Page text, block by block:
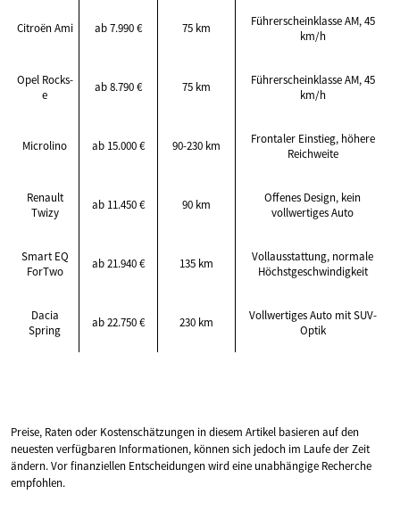
Citroën Ami ab 7.990 € 75 km
Führerscheinklasse AM, 45
km/h
Opel Rocks-
e
ab 8.790 € 75 km
Führerscheinklasse AM, 45
km/h
Microlino ab 15.000 € 90-230 km
Frontaler Einstieg, höhere
Reichweite
Renault
Twizy
ab 11.450 € 90 km
Offenes Design, kein
vollwertiges Auto
Smart EQ
ForTwo
ab 21.940 € 135 km
Vollausstattung, normale
Höchstgeschwindigkeit
Dacia
Spring
ab 22.750 € 230 km
Vollwertiges Auto mit SUV-
Optik
Preise, Raten oder Kostenschätzungen in diesem Artikel basieren auf den
neuesten verfügbaren Informationen, können sich jedoch im Laufe der Zeit
ändern. Vor finanziellen Entscheidungen wird eine unabhängige Recherche
empfohlen.